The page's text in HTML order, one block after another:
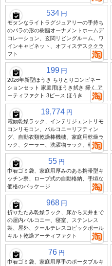
534 円
モダンなライトラグジュアリーの手持ち
のバラの形の樹脂オーナメントホームデ
コレーション、玄関リビングルーム、ワ
インキャビネット、オフィスデスククラ
フト
199 円
2026年新型ほうき ちりとりコンビネー
ションセット 家庭用ほうき拭き 掃く ア
ーティファクト 3ピース ほうき
19,774 円
電動乾燥ラック、インテリジェントリモ
コンリモコン、バルコニーリフティン
グ、自動衣類乾燥棒機械、家庭用乾燥ラ
ック、クーラー、洗濯物ラック、乾燥棒
55 円
巾着ゴミ袋、家庭用厚みのある携帯型キ
ッチン寮、ロープ式の自動格納、手頃な
価格のパッケージ
968 円
折りたたみ乾燥ラック、床から天井まで
の屋内バルコニー、寝室、ステンレス
製、屋外、クールテレスコピックポール
キルト乾燥アーティファクト
76 円
巾着ゴミ袋、家庭用厚手のポータブルキ